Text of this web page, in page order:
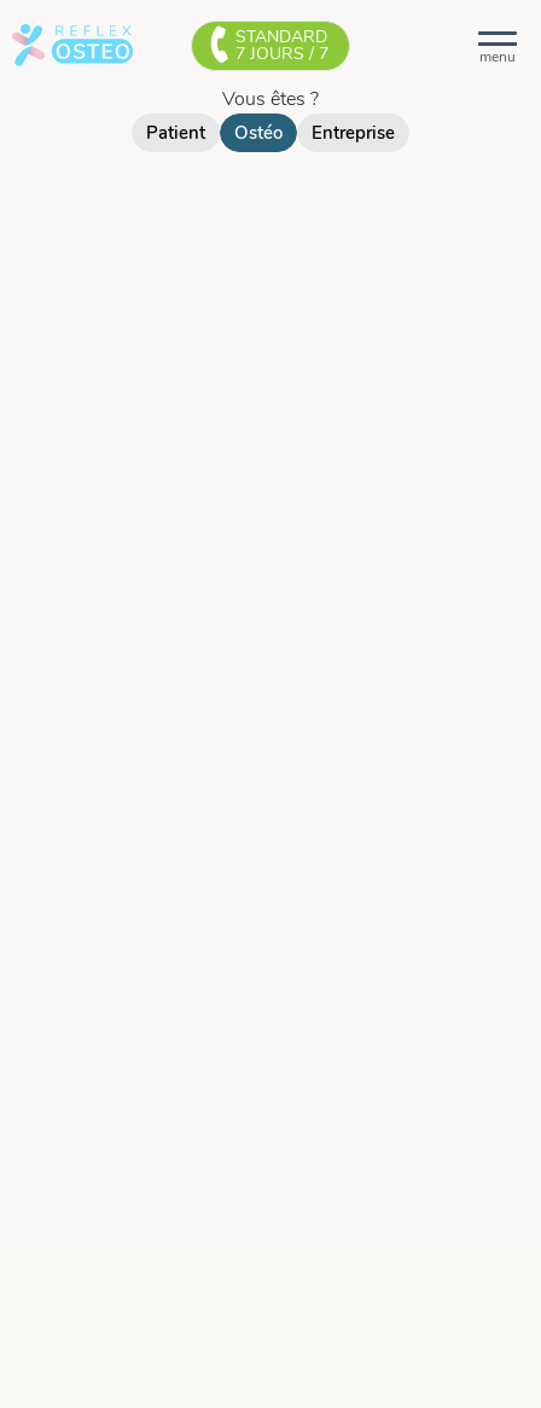
menu
STANDARD
7 JOURS / 7
Vous êtes ?
Patient Ostéo Entreprise